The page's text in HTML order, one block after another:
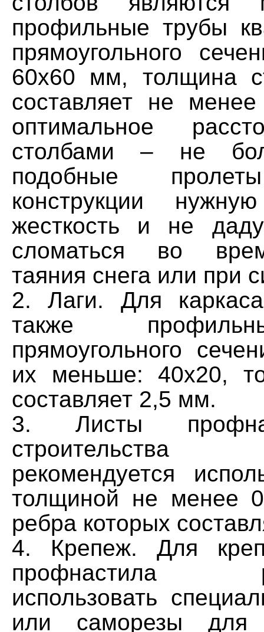
профильные трубы
прямоугольного
60х60 мм, толщина
составляет не
оптимальное
столбами – не
подобные
конструкции
жесткость и не
сломаться во
таяния снега или при
2. Лаги. Для
также
прямоугольного
их меньше: 40х20,
составляет 2,5 мм.
3. Листы
рекомендуется
толщиной не менее
ребра которых
4. Крепеж. Для
профнастила
использовать
или саморезы для